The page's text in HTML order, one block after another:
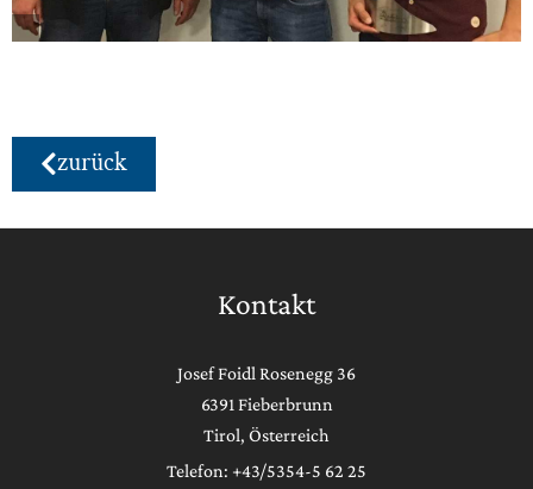
zurück
Kontakt
Josef Foidl Rosenegg 36
6391 Fieberbrunn
Tirol, Österreich
Telefon: +43/5354-5 62 25